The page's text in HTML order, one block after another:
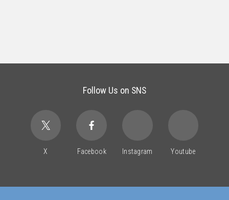
Follow Us on SNS
X Facebook Instagram Youtube